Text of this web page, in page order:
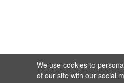
We use cookies to
of our site with our social